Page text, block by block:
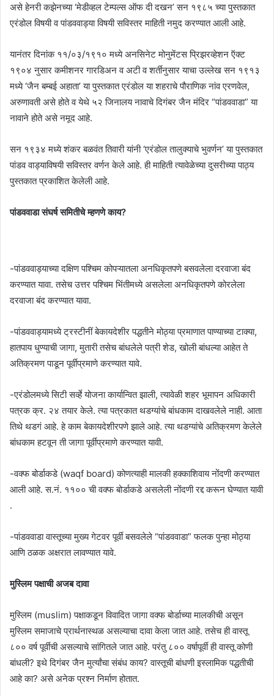
असे हेनरी कझेनच्या ‘मेडीव्हल टेम्पल्स ऑफ दी दखन’ सन १९८५ च्या पुस्तकात
एरंडोल विषयी व पांडववाड्या विषयी सविस्तर माहिती नमुद करण्यात आली आहे.
यानंतर दिनांक ११/०३/१९१० मध्ये अनसिनेट मोनुमेंटस प्रिझरव्हेशन ऍक्ट
१९०४ नुसार कमीशनर गारडिअन व अटी व शर्तीनुसार याचा उल्लेख सन १९१३
मध्ये ‘जैन बम्बई अहाता’ या पुस्तकात एरंडोल या शहराचे पौराणिक नांव एरणवेल,
अरुणावती असे होते व येथे ५२ जिनालय नावाचे दिगंबर जैन मंदिर “पांडववाडा” या
नावाने होते असे नमूद आहे.
सन १९३४ मध्ये शंकर बळवंत तिवारी यांनी ‘एरंडोल तालुक्याचे भुवर्णन’ या पुस्तकात
पांडव वाड्याविषयी सविस्तर वर्णन केले आहे. ही माहिती त्यावेळेच्या दुसरीच्या पाठ्य
पुस्तकात प्रकाशित केलेली आहे.
पांडववाडा संघर्ष समितीचे म्हणणे काय?
-पांडववाड्याच्या दक्षिण पश्चिम कोपऱ्यातला अनधिकृतपणे बसवलेला दरवाजा बंद
करण्यात यावा. तसेच उत्तर पश्चिम भिंतीमध्ये असलेला अनधिकृतपणे कोरलेला
दरवाजा बंद करण्यात यावा.
-पांडववाड्यामध्ये ट्रस्टीनीं बेकायदेशीर पद्धतीने मोठ्या प्रमाणात पाण्याच्या टाक्या,
हातपाय धुण्याची जागा, मुतारी तसेच बांधलेले पत्री शेड, खोली बांधल्या आहेत ते
अतिक्रमण पाडून पूर्वीप्रमाणे करण्यात यावे.
-एरंडोलमध्ये सिटी सर्व्हे योजना कार्यान्वित झाली, त्यावेळी शहर भूमापन अधिकारी
पत्रक क्र. २४ तयार केले. त्या पत्रकात थडग्यांचे बांधकाम दाखवलेले नाही. आता
तिथे थडगं आहे. हे काम बेकायदेशीरपणे झाले आहे. त्या थडग्यांचे अतिक्रमण केलेले
बांधकाम हटवून ती जागा पूर्वीप्रमाणे करण्यात यावी.
-वक्फ बोर्डाकडे (waqf board) कोणत्याही मालकी हक्काशिवाय नोंदणी करण्यात
आली आहे. स.नं. ११०० ची वक्फ बोर्डाकडे असलेली नोंदणी रद्द करून घेण्यात यावी
.
-पांडववाडा वास्तूच्या मुख्य गेटवर पूर्वी बसवलेले “पांडववाडा” फलक पुन्हा मोठ्या
आणि ठळक अक्षरात लावण्यात यावे.
मुस्लिम पक्षाची अजब दावा
मुस्लिम (muslim) पक्षाकडून विवादित जागा वक्फ बोर्डाच्या मालकीची असून
मुस्लिम समाजाचे प्रार्थनास्थळ असल्याचा दावा केला जात आहे. तसेच ही वास्तू
८०० वर्ष पूर्वीची असल्याचे सांगितले जात आहे. परंतु ८०० वर्षापूर्वी ही वास्तू कोणी
बांधली? इथे दिगंबर जैन मुर्त्यांचा संबंध काय? वास्तूची बांधणी इस्लामिक पद्धतीची
आहे का? असे अनेक प्रश्न निर्माण होतात.